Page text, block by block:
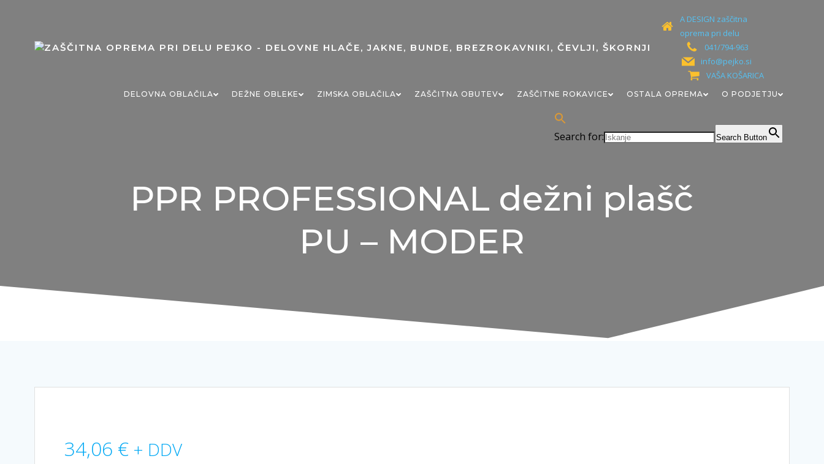
A DESIGN zaščitna
oprema pri delu
041/794-963
info@pejko.si
VAŠA KOŠARICA
DELOVNA OBLAČILA DEŽNE OBLEKE ZIMSKA OBLAČILA ZAŠČITNA OBUTEV ZAŠČITNE ROKAVICE OSTALA OPREMA O PODJETJU
Search for: Search Button
PPR PROFESSIONAL dežni plašč
PU – MODER
34,06 € + DDV